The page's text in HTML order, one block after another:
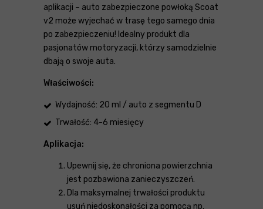
aplikacji – auto zabezpieczone powłoką Scoat
v2 może wyjechać w trasę tego samego dnia
po zabezpieczeniu! Idealny produkt dla
pasjonatów motoryzacji, którzy samodzielnie
dbają o swoje auta.
Właściwości:
Wydajność: 20 ml / auto z segmentu D
Trwałość: 4-6 miesięcy
Aplikacja:
Upewnij się, że chroniona powierzchnia
jest pozbawiona zanieczyszczeń.
Dla maksymalnej trwałości produktu
usuń niedoskonałości za pomocą np.